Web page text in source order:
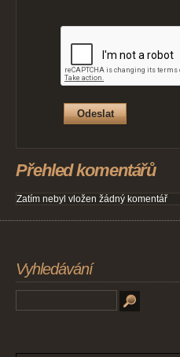
Přehled komentářů
Zatím nebyl vložen žádný komentář
Vyhledávání